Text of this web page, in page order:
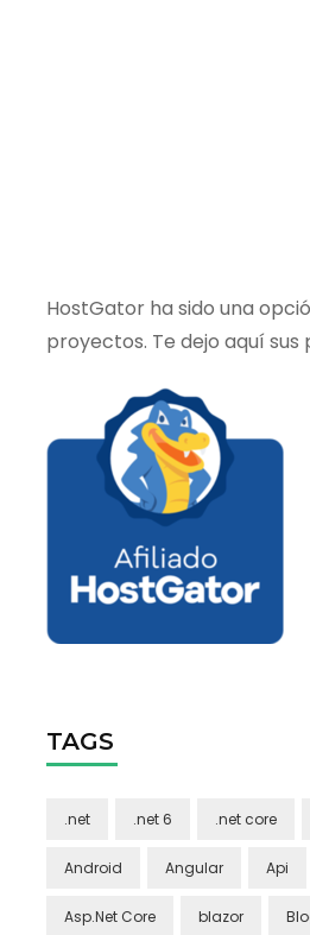
HostGator ha sido una
proyectos. Te dejo aquí sus
TAGS
.net .net 6 .net core
Android Angular Api
Asp.Net Core blazor